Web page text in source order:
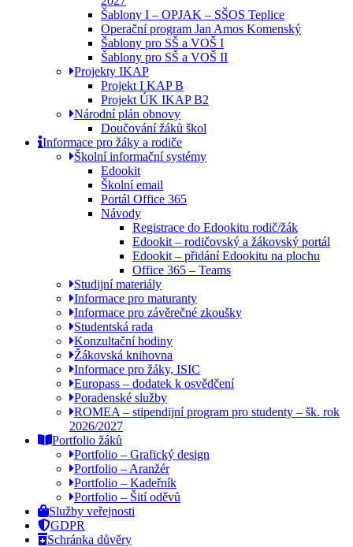
Šablony I – OPJAK – SŠOS Teplice
Operační program Jan Amos Komenský
Šablony pro SŠ a VOŠ I
Šablony pro SŠ a VOŠ II
Projekty IKAP
Projekt I KAP B
Projekt ÚK IKAP B2
Národní plán obnovy
Doučování žáků škol
Informace pro žáky a rodiče
Školní informační systémy
Edookit
Školní email
Portál Office 365
Návody
Registrace do Edookitu rodič/žák
Edookit – rodičovský a žákovský portál
Edookit – přidání Edookitu na plochu
Office 365 – Teams
Studijní materiály
Informace pro maturanty
Informace pro závěrečné zkoušky
Studentská rada
Konzultační hodiny
Žákovská knihovna
Informace pro žáky, ISIC
Europass – dodatek k osvědčení
Poradenské služby
ROMEA – stipendijní program pro studenty – šk. rok
2026/2027
Portfolio žáků
Portfolio – Grafický design
Portfolio – Aranžér
Portfolio – Kadeřník
Portfolio – Šití oděvů
Služby veřejnosti
GDPR
Schránka důvěry